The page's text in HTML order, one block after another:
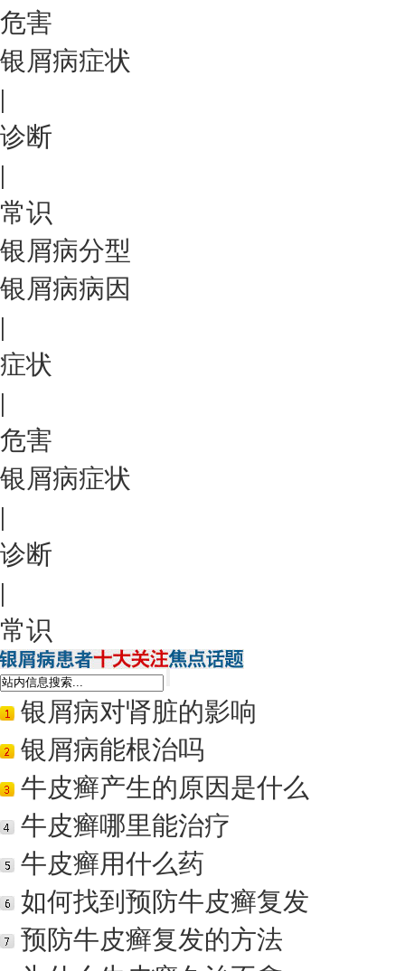
危害
银屑病症状
|
诊断
|
常识
银屑病分型
银屑病病因
|
症状
|
危害
银屑病症状
|
诊断
|
常识
银屑病对肾脏的影响
银屑病能根治吗
牛皮癣产生的原因是什么
牛皮癣哪里能治疗
牛皮癣用什么药
如何找到预防牛皮癣复发
预防牛皮癣复发的方法